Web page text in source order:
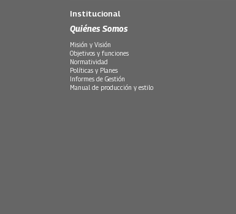
Institucional
Quiénes Somos
Misión y Visión
Objetivos y funciones
Normatividad
Políticas y Planes
Informes de Gestión
Manual de producción y estilo